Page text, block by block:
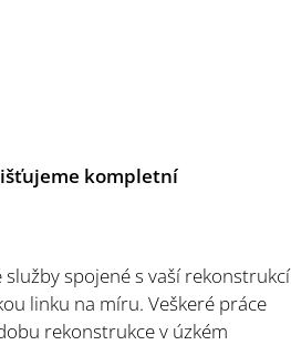
kompletní
spojené s vaší rekonstrukcí
linku na míru. Veškeré práce
rekonstrukce v úzkém